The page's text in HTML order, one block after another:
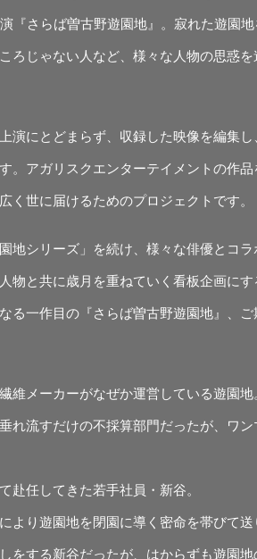
『さらば曽古野遊園地』。寂れた遊園
ろじゃない人など、様々な人物の思惑
演にとどまらず、収録した映像を編集
。アガリスクエンターテイメントの作
く世に届けるためのプロジェクトです。
地シリーズ」を続け、様々な俳優とコ
物と共に歳月を重ねていく看板企画に
る一作目の『さらば曽古野遊園地』、ご
維メーカーがなぜか運営している遊園地
れ流すだけの不採算部門だったが、ワ
赴任してきた若手社員・新谷。
より遊園地を閉園に導く密命を帯びて送
をする新谷だったが、はからずも遊園